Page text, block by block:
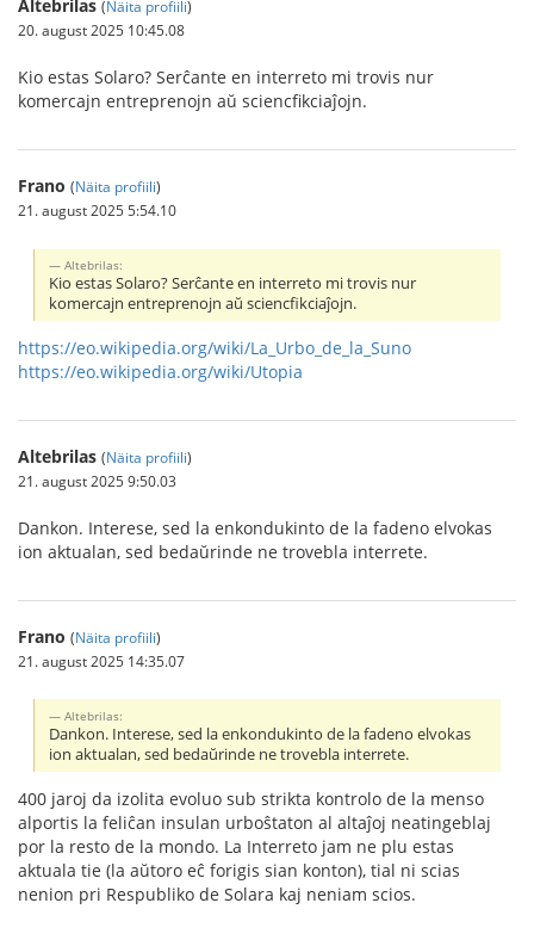
Altebrilas (Näita profiili)
20. august 2025 10:45.08
Kio estas Solaro? Serĉante en interreto mi trovis nur
komercajn entreprenojn aŭ sciencfikciaĵojn.
Frano (Näita profiili)
21. august 2025 5:54.10
Altebrilas:
Kio estas Solaro? Serĉante en interreto mi trovis nur
komercajn entreprenojn aŭ sciencfikciaĵojn.
https://eo.wikipedia.org/wiki/La_Urbo_de_la_Suno
https://eo.wikipedia.org/wiki/Utopia
Altebrilas (Näita profiili)
21. august 2025 9:50.03
Dankon. Interese, sed la enkondukinto de la fadeno elvokas
ion aktualan, sed bedaŭrinde ne trovebla interrete.
Frano (Näita profiili)
21. august 2025 14:35.07
Altebrilas:
Dankon. Interese, sed la enkondukinto de la fadeno elvokas
ion aktualan, sed bedaŭrinde ne trovebla interrete.
400 jaroj da izolita evoluo sub strikta kontrolo de la menso
alportis la feliĉan insulan urboŝtaton al altaĵoj neatingeblaj
por la resto de la mondo. La Interreto jam ne plu estas
aktuala tie (la aŭtoro eĉ forigis sian konton), tial ni scias
nenion pri Respubliko de Solara kaj neniam scios.